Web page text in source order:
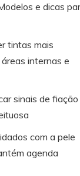
e dicas
tintas mais
internas e
sinais de fiação
com a pele
agenda